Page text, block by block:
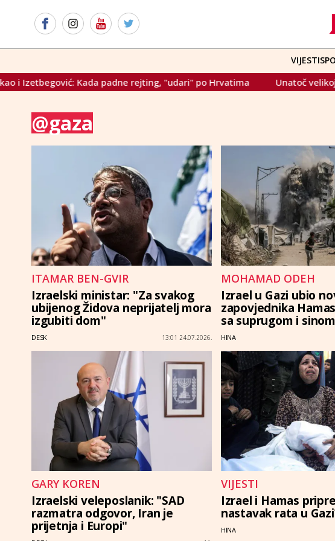
VIJESTI
Kada padne rejting, "udari" po Hrvatima Unatoč velikoj
@gaza
ITAMAR BEN-GVIR
Izraelski ministar: "Za svakog
ubijenog Židova neprijatelj mora
izgubiti dom"
DESK 13:01 24.07.2026.
MOHAMAD ODEH
Izrael u Gazi ubio
zapovjednika
sa suprugom i sinom
HINA
GARY KOREN
Izraelski veleposlanik: "SAD
razmatra odgovor, Iran je
prijetnja i Europi"
VIJESTI
Izrael i Hamas
nastavak rata u
HINA